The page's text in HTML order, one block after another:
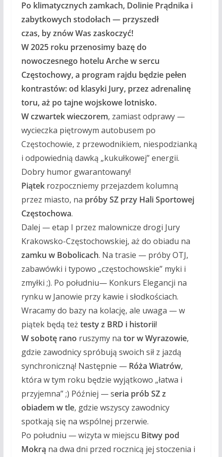
Po klimatycznych zamkach, Dolinie Prądnika i
zabytkowych stodołach — przyszedł
czas, by znów Was zaskoczyć!
W 2025 roku przenosimy bazę do
nowoczesnego hotelu Arche w sercu
Częstochowy, a program rajdu będzie pełen
kontrastów:od klasyki Jury, przez adrenalinę
toru, aż po tajne wojskowe lotnisko.
W czwartek wieczorem, zamiast odprawy —
wycieczka piętrowym autobusem po
Częstochowie, z przewodnikiem, niespodzianką
i odpowiednią dawką „kukułkowej” energii.
Dobry humor gwarantowany!
Piątekrozpoczniemy przejazdem kolumną
przez miasto, na próby SZ przy Hali Sportowej
Częstochowa.
Dalej — etap I przez malownicze drogi Jury
Krakowsko-Częstochowskiej, aż do obiadu na
zamku w Bobolicach. Na trasie — próby OTJ,
zabawówki i typowo „częstochowskie” myki i
zmyłki ;). Po południu— Konkurs Elegancji na
rynku w Janowie przy kawie i słodkościach.
Wracamy do bazy na kolację, ale uwaga — w
piątek będą też testy z BRD i historii!
W sobotę rano ruszymy na tor w Wyrazowie,
gdzie zawodnicy spróbują swoich sił z jazdą
synchroniczną! Następnie — Róża Wiatrów,
która w tym roku będzie wyjątkowo „łatwa i
przyjemna” ;) Później — seria prób SZ z
obiadem w tle, gdzie wszyscy zawodnicy
spotkają się na wspólnej przerwie.
Po południu — wizyta w miejscu Bitwy pod
Mokrą na dwa dni przed rocznicą jej stoczenia i